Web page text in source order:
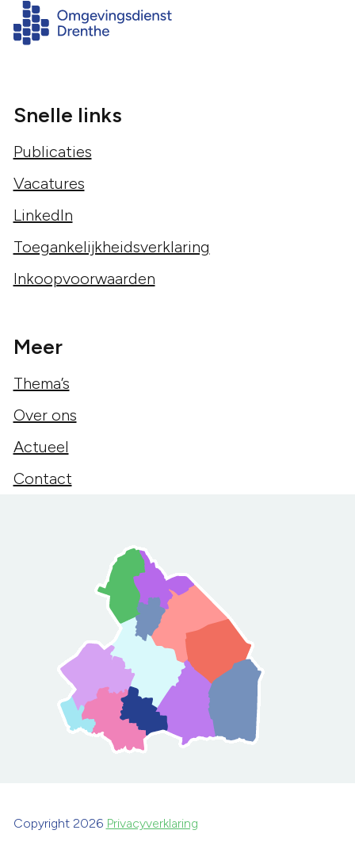
Snelle links
Publicaties
Vacatures
LinkedIn
Toegankelijkheidsverklaring
Inkoopvoorwaarden
Meer
Thema’s
Over ons
Actueel
Contact
Copyright 2026 Privacyverklaring